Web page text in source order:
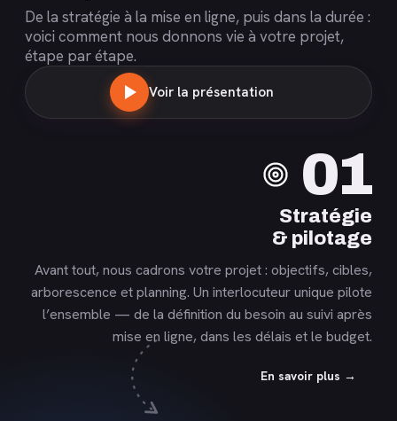
De la stratégie à la mise en ligne, puis dans la durée :
voici comment nous donnons vie à votre projet,
étape par étape.
Voir la présentation
01
Stratégie
& pilotage
savoir
plus
Avant tout, nous cadrons votre projet : objectifs, cibles,
arborescence et planning. Un interlocuteur unique pilote
l’ensemble — de la définition du besoin au suivi après
mise en ligne, dans les délais et le budget.
En savoir plus →